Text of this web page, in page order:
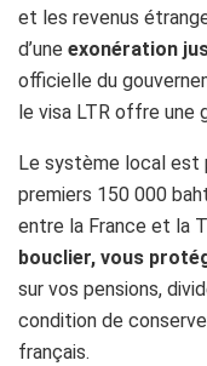
et les revenus
d’une exonération
officielle du
le visa LTR offre une
Le système local est
premiers 150 000
entre la France et la
bouclier, vous
sur vos pensions,
condition de
français.